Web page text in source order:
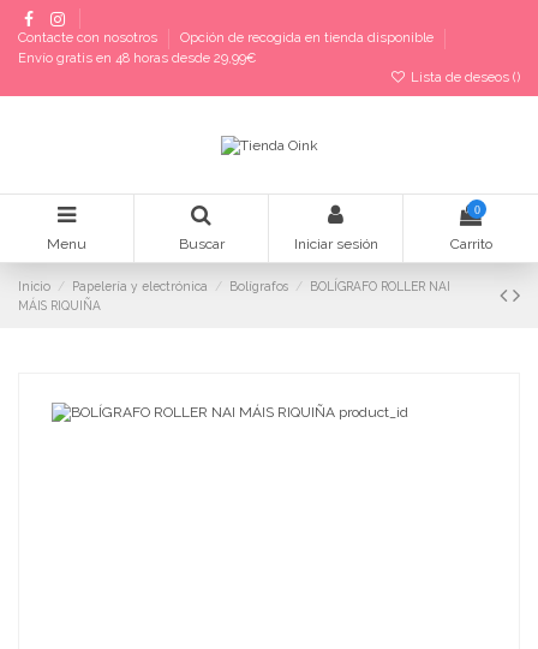
Contacte con nosotros
Opción de recogida en tienda disponible
Envío gratis en 48 horas desde 29,99€
Lista de deseos ()
Menu Buscar Iniciar sesión
0
Carrito
Inicio Papelería y electrónica Bolígrafos
BOLÍGRAFO ROLLER NAI
MÁIS RIQUIÑA